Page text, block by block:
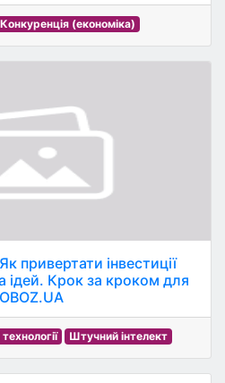
Конкуренція (економіка)
привертати інвестиції
ідей. Крок за кроком для
Штучний інтелект